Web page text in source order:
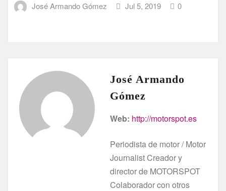
José Armando Gómez Jul 5, 2019 0
José Armando
Gómez
Web: http://motorspot.es
Periodista de motor / Motor
Journalist Creador y
director de MOTORSPOT
Colaborador con otros